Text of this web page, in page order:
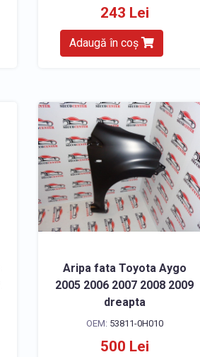
243 Lei
Adaugă în coș
Aripa fata Toyota Aygo
2005 2006 2007 2008 2009
dreapta
OEM: 53811-0H010
500 Lei